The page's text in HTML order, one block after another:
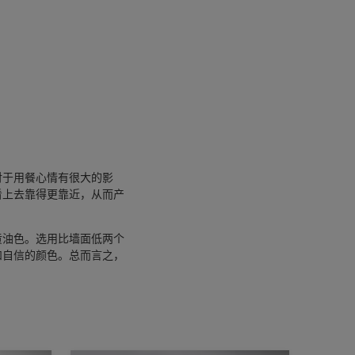
用餐心情有很大的影
去靠得更靠近，从而产
色。选用比墙面低两个
信的颜色。总而言之，